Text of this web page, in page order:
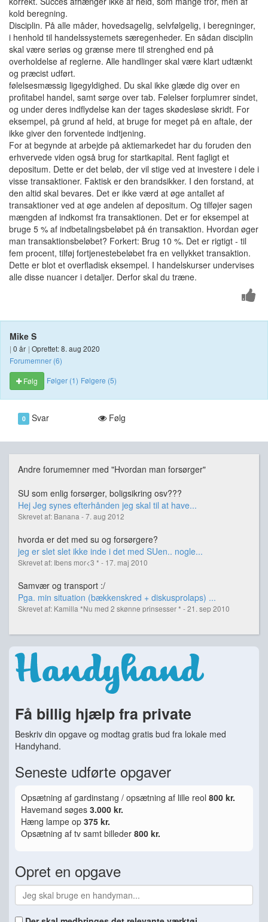
kold beregning.
Disciplin. På alle måder, hovedsagelig, selvfølgelig, i beregninger,
i henhold til handelssystemets særegenheder. En sådan disciplin
skal være seriøs og grænse mere til strenghed end på
overholdelse af reglerne. Alle handlinger skal være klart udtænkt
og præcist udført.
følelsesmæssig ligegyldighed. Du skal ikke glæde dig over en
profitabel handel, samt sørge over tab. Følelser forplumrer sindet,
og under deres indflydelse kan der tages skødesløse skridt. For
eksempel, på grund af held, at bruge for meget på en aftale, der
ikke giver den forventede indtjening.
For at begynde at arbejde på aktiemarkedet har du foruden den
erhvervede viden også brug for startkapital. Rent fagligt et
depositum. Dette er det beløb, der vil stige ved at investere i dele i
visse transaktioner. Faktisk er den brandsikker. I den forstand, at
den altid skal bevares. Det er ikke værd at øge antallet af
transaktioner ved at øge andelen af ​​depositum. Og tilføjer sagen
mængden af ​​indkomst fra transaktionen. Det er for eksempel at
bruge 5 % af indbetalingsbeløbet på én transaktion. Hvordan øger
man transaktionsbeløbet? Forkert: Brug 10 %. Det er rigtigt - til
fem procent, tilføj fortjenestebeløbet fra en vellykket transaktion.
Dette er blot et overfladisk eksempel. I handelskurser undervises
alle disse nuancer i detaljer. Derfor skal du træne.
Mike S
| 0 år | Oprettet: 8. aug 2020
Forumemner (6)
Følg
Følger (1) Følgere (5)
0 Svar Følg
Andre forumemner med "Hvordan man forsørger"
SU som enlig forsørger, boligsikring osv???
Hej Jeg synes efterhånden jeg skal til at have...
Skrevet af: Banana - 7. aug 2012
hvorda er det med su og forsørgere?
jeg er slet slet ikke inde i det med SUen.. nogle...
Skrevet af: Ibens mor<3 * - 17. maj 2010
Samvær og transport :/
Pga. min situation (bækkenskred + diskusprolaps) ...
Skrevet af: Kamilla *Nu med 2 skønne prinsesser * - 21. sep 2010
Få billig hjælp fra private
Beskriv din opgave og modtag gratis bud fra lokale med
Handyhand.
Seneste udførte opgaver
Opsætning af gardinstang / opsætning af lille reol 800 kr.
Havemand søges 3.000 kr.
Hæng lampe op 375 kr.
Opsætning af tv samt billeder 800 kr.
Opret en opgave